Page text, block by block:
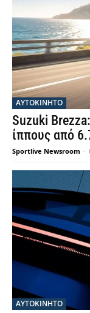
ΑΥΤΟΚΙΝΗΤΟ
Suzuki
ίππους από
Sportlive Newsroom -
ΑΥΤΟΚΙΝΗΤΟ